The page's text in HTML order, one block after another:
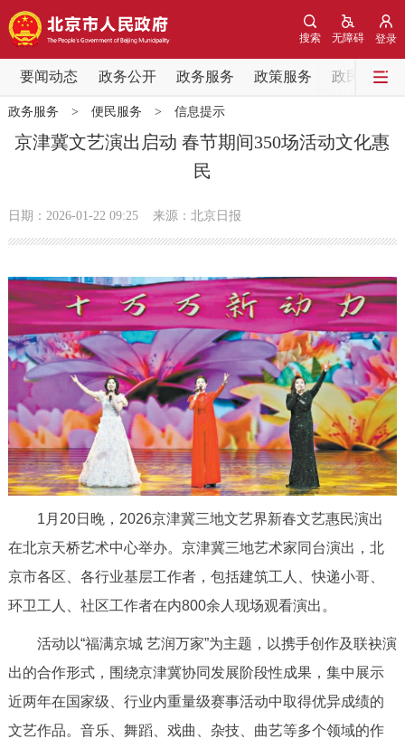
登录
无障碍
搜索
要闻动态 政务公开 政务服务 政策服务 政民互动
要闻动态
党中央精神 国务院信息
会议信息
市领导 机构职能 政策服务
政策兑现 政策解读 回应关切
决策公开 专题公开
政务服务
个人服务 法人服务 部门服务
便民服务 利企服务 投资项目
政民互动
政务服务 > 便民服务 > 信息提示
京津冀文艺演出启动 春节期间350场活动文化惠
民
日期：2026-01-22 09:25 来源：北京日报
1月20日晚，2026京津冀三地文艺界新春文艺惠民演出
在北京天桥艺术中心举办。京津冀三地艺术家同台演出，北
京市各区、各行业基层工作者，包括建筑工人、快递小哥、
环卫工人、社区工作者在内800余人现场观看演出。
活动以“福满京城 艺润万家”为主题，以携手创作及联袂演
出的合作形式，围绕京津冀协同发展阶段性成果，集中展示
近两年在国家级、行业内重量级赛事活动中取得优异成绩的
文艺作品。音乐、舞蹈、戏曲、杂技、曲艺等多个领域的作